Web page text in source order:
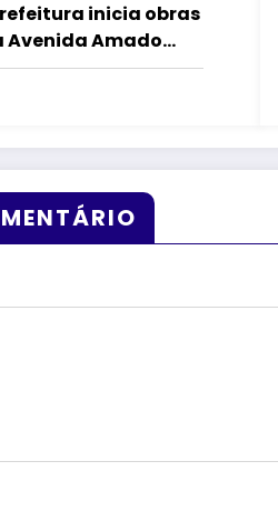
inicia obras
Avenida Amado